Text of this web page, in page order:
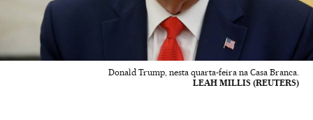
Donald Trump, nesta quarta-feira na Casa Branca.
LEAH MILLIS (REUTERS)